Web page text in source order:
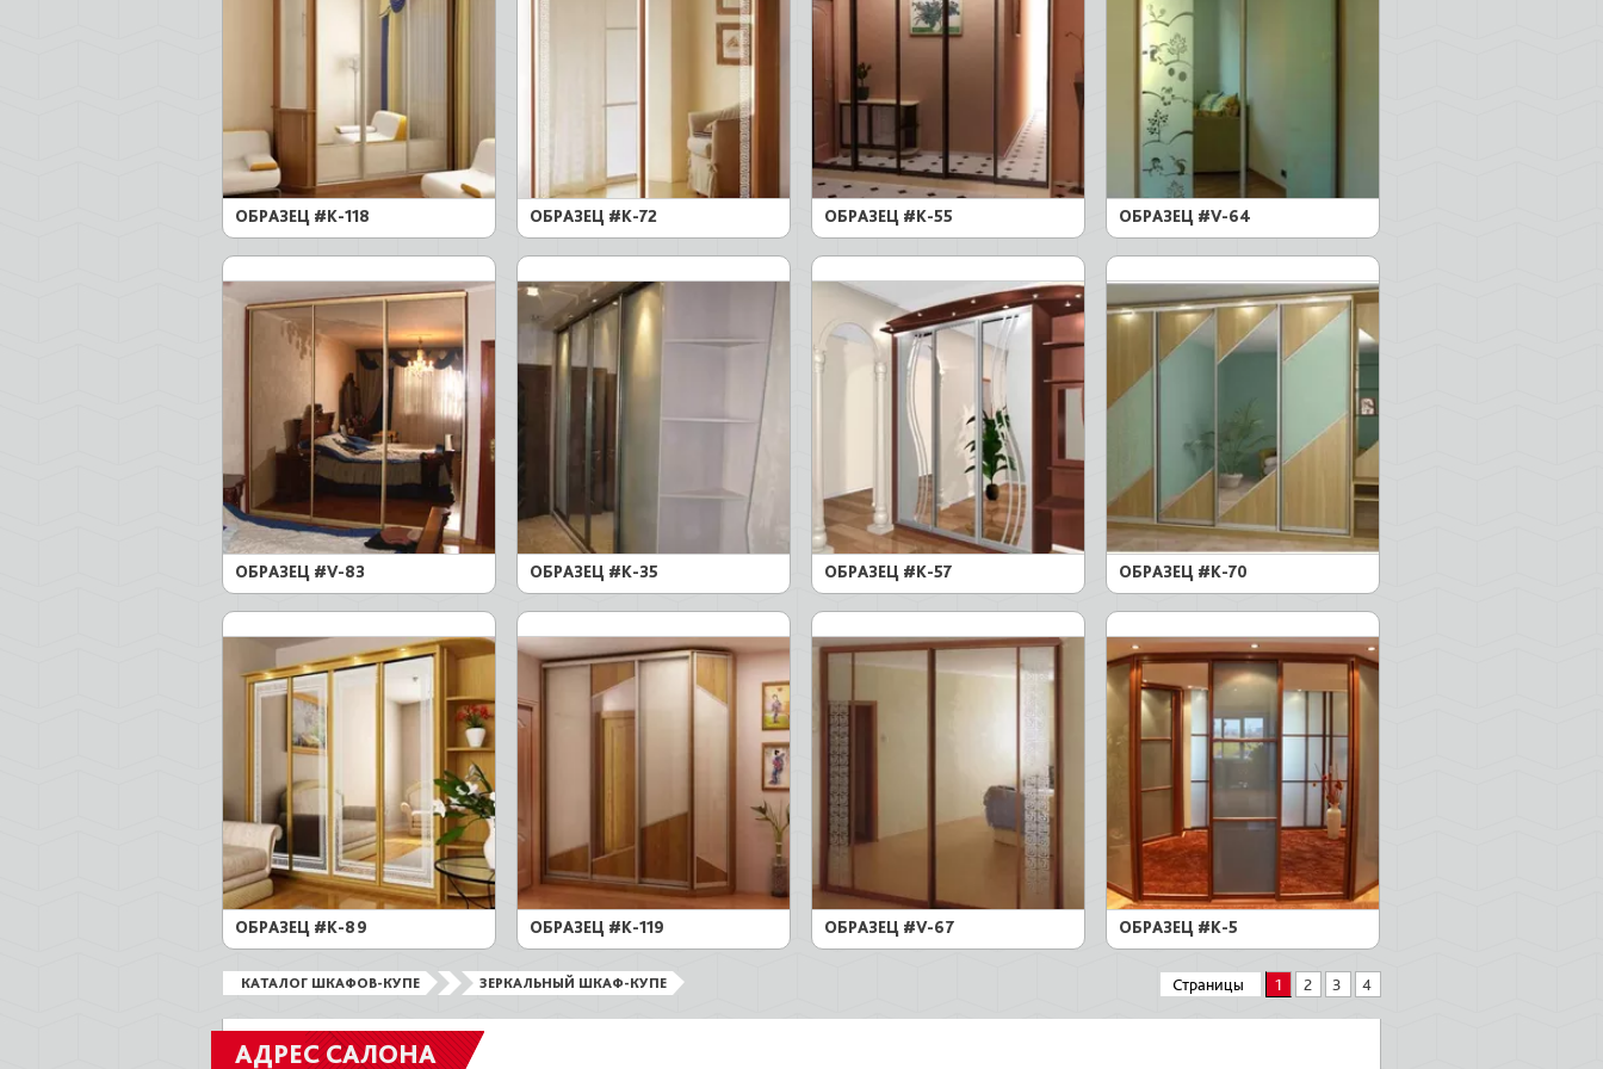
наши клиенты получают шкафы-купе с зеркальными фасадами,
которые объединяют неповторимая атмосфера уюта и комфорта в
доме, а также безупречное качество!
ОБРАЗЕЦ #K-118 ОБРАЗЕЦ #K-72 ОБРАЗЕЦ #K-55 ОБРАЗЕЦ #V-64
ОБРАЗЕЦ #V-83 ОБРАЗЕЦ #K-35 ОБРАЗЕЦ #K-57 ОБРАЗЕЦ #K-70
ОБРАЗЕЦ #K-89 ОБРАЗЕЦ #K-119 ОБРАЗЕЦ #V-67 ОБРАЗЕЦ #K-5
КАТАЛОГ ШКАФОВ-КУПЕ ЗЕРКАЛЬНЫЙ ШКАФ-КУПЕ Страницы 1 2 3 4
АДРЕС САЛОНА